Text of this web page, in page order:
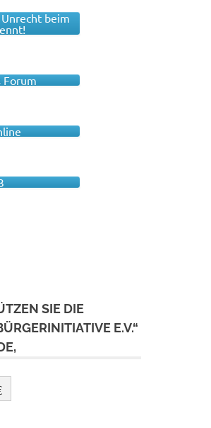
beim
Forum
SIE DIE
E.V.“